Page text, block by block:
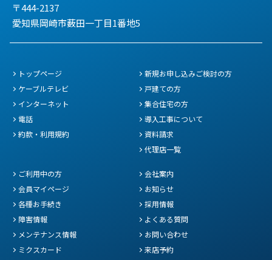
〒444-2137
愛知県岡崎市薮田一丁目1番地5
トップページ
ケーブルテレビ
インターネット
電話
約款・利用規約
新規お申し込みご検討の方
戸建ての方
集合住宅の方
導入工事について
資料請求
代理店一覧
ご利用中の方
会員マイページ
各種お手続き
障害情報
メンテナンス情報
ミクスカード
会社案内
お知らせ
採用情報
よくある質問
お問い合わせ
来店予約